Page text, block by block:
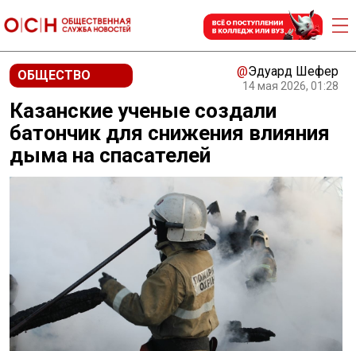
ОБЩЕСТВО @Эдуард Шефер
14 мая 2026, 01:28
Казанские ученые создали
батончик для снижения влияния
дыма на спасателей